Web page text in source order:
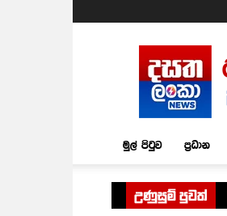
මුල් පිටුව ප්‍රධාන
උණුසුම් පුවත්